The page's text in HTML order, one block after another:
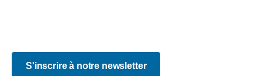
S'inscrire à notre newsletter